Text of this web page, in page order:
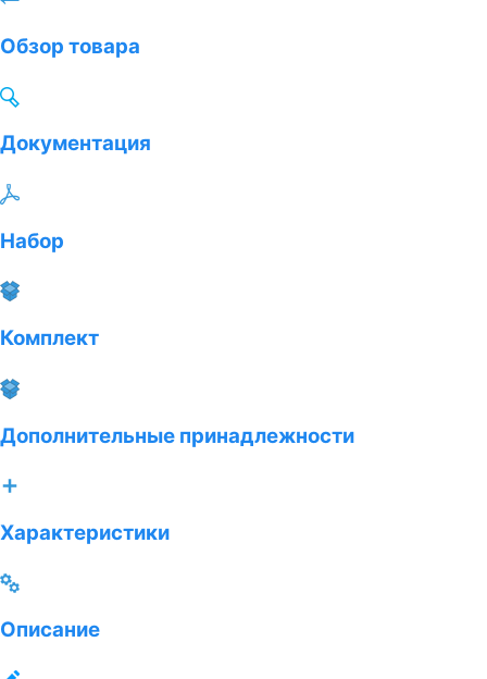
Обзор товара
Документация
Набор
Комплект
Дополнительные принадлежности
Характеристики
Описание